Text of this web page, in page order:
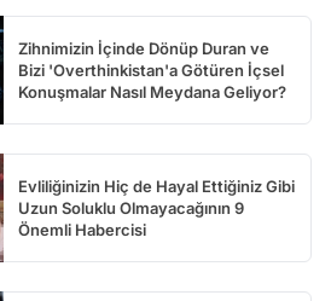
Zihnimizin İçinde Dönüp Duran ve
Bizi 'Overthinkistan'a Götüren İçsel
Konuşmalar Nasıl Meydana Geliyor?
Evliliğinizin Hiç de Hayal Ettiğiniz Gibi
Uzun Soluklu Olmayacağının 9
Önemli Habercisi